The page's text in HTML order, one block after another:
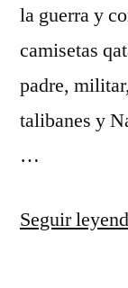
la guerra y
camisetas
padre,
talibanes y
…
Seguir